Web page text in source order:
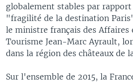
globalement stables par
"fragilité de la destination
le ministre français des Affaires
Tourisme Jean-Marc Ayrault,
dans la région des châteaux de
Sur l'ensemble de 2015, la